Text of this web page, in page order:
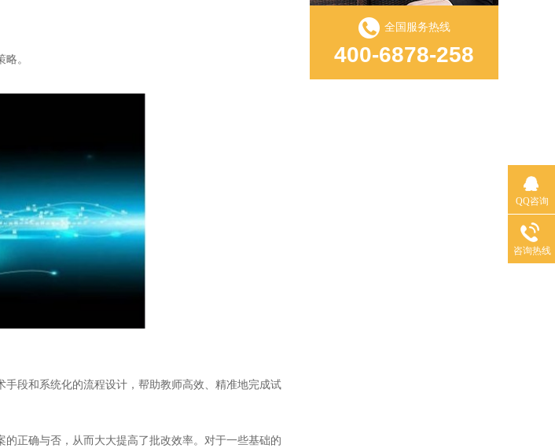
。
段和系统化的流程设计，帮助教师高效、精准地完成试
正确与否，从而大大提高了批改效率。对于一些基础的
全国服务热线
400-6878-258
QQ咨询
咨询热线